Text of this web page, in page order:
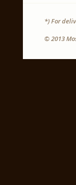
*) For
© 2013